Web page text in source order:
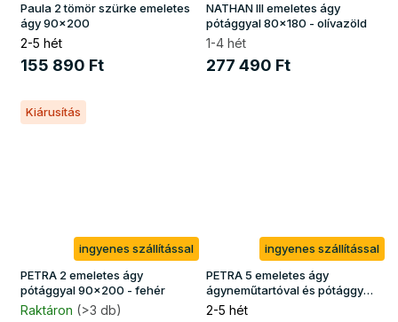
Paula 2 tömör szürke emeletes
ágy 90x200
2-5 hét
155 890 Ft
NATHAN III emeletes ágy
pótággyal 80x180 - olívazöld
1-4 hét
277 490 Ft
Kiárusítás
ingyenes szállítással
PETRA 2 emeletes ágy
pótággyal 90x200 - fehér
Raktáron (>3 db)
ingyenes szállítással
PETRA 5 emeletes ágy
ágyneműtartóval és pótággyal
80x180 - olivazöld
2-5 hét